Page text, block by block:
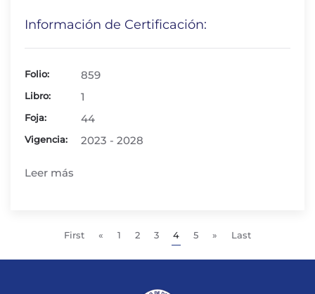
Información de Certificación:
Folio: 859
Libro: 1
Foja: 44
Vigencia: 2023 - 2028
Leer más
First « 1 2 3 4 5 » Last